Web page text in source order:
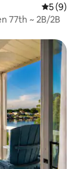
5 (9)
77th ~ 2B/2B